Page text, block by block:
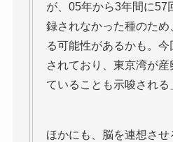
が、05年から3年間に57
録されなかった種のた
る可能性があるかも。
されており、東京湾が
ていることも示唆される
ほかにも、脳を連想さ